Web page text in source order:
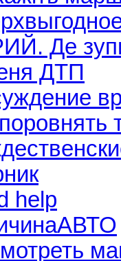
Де
ДТП
help